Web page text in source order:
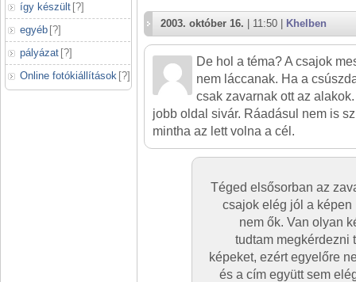
így készült [?]
egyéb [?]
pályázat [?]
Online fotókiállítások [?]
2003. október 16. | 11:50 | Khelben
De hol a téma? A csajok
nem láccanak. Ha a
csak zavarnak ott az
jobb oldal sivár. Ráadásul nem is
mintha az lett volna a cél.
Téged elsősorban az
csajok elég jól a képen
nem ők. Van olyan
tudtam megkérdezni
képeket, ezért egyelőre
és a cím együtt sem